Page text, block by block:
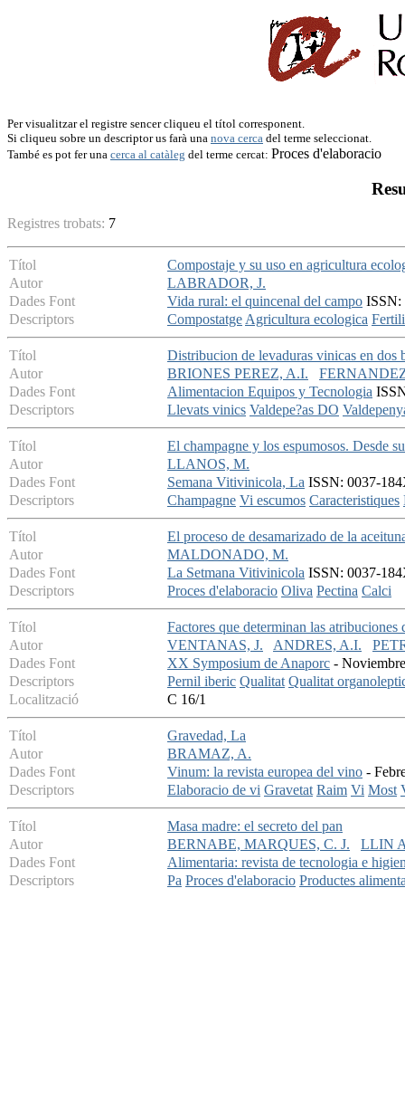
Per visualitzar el registre sencer cliqueu el títol corresponent.
Si cliqueu sobre un descriptor us farà una nova cerca del terme seleccionat.
També es pot fer una cerca al catàleg del terme cercat: Proces d'elaboracio
Registres trobats: 7
Títol
Compostaje y su uso en agricultura
Autor
LABRADOR, J.
Dades Font
Vida rural: el quincenal del campo ISSN:
Descriptors
CompostatgeAgricultura ecologica
Títol
Distribucion de levaduras vinicas en dos
Autor
BRIONES PEREZ, A.I.
Dades Font
Alimentacion Equipos y Tecnologia
Descriptors
Llevats vinics Valdepe?as DO
Títol
El champagne y los espumosos. Desde
Autor
LLANOS, M.
Dades Font
Semana Vitivinicola, La ISSN: 0037-
Descriptors
Champagne Vi escumos Caracteristiques
Títol
El proceso de desamarizado de la
Autor
MALDONADO, M.
Dades Font
La Setmana Vitivinicola ISSN: 0037-
Descriptors
Proces d'elaboracio Oliva Pectina Calci
Títol
Factores que determinan las
Autor
VENTANAS, J. ANDRES, A.I.
Dades Font
XX Symposium de Anaporc -
Descriptors
Pernil iberic Qualitat Qualitat
Localització
C 16/1
Títol
Gravedad, La
Autor
BRAMAZ, A.
Dades Font
Vinum: la revista europea del vino -
Descriptors
Elaboracio de vi Gravetat Raim Vi Most
Títol
Masa madre: el secreto del pan
Autor
BERNABE, MARQUES, C. J.
LLIN
Dades Font
Alimentaria: revista de tecnologia e
Descriptors
Pa Proces d'elaboracio Productes